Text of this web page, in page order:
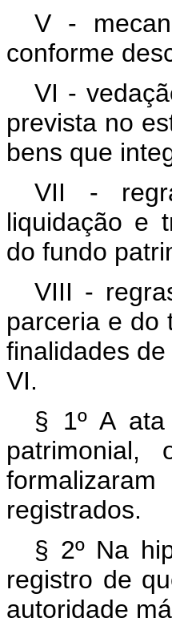
V -
conforme
VI -
prevista no
bens que
VII -
liquidação e
do fundo
VIII -
parceria e do
finalidades
VI.
§ 1º A
registrados.
§ 2º Na
registro de
autoridade